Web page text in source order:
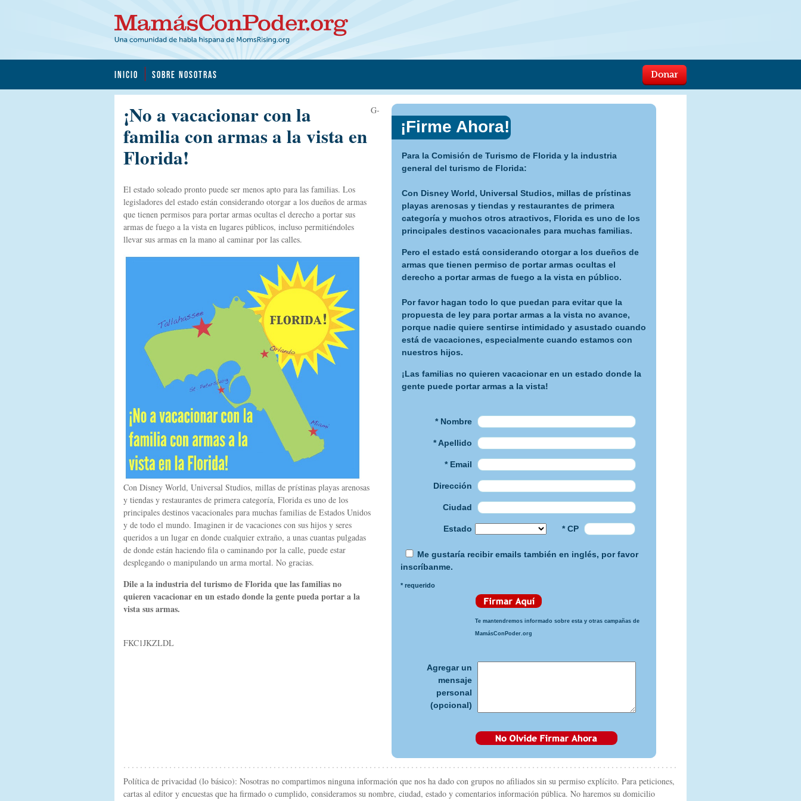
INICIO SOBRE NOSOTRAS Donar
¡No a vacacionar con la
familia con armas a la vista en
Florida!
El estado soleado pronto puede ser menos apto para las familias. Los
legisladores del estado están considerando otorgar a los dueños de armas
que tienen permisos para portar armas ocultas el derecho a portar sus
armas de fuego a la vista en lugares públicos, incluso permitiéndoles
llevar sus armas en la mano al caminar por las calles.
Con Disney World, Universal Studios, millas de prístinas playas arenosas
y tiendas y restaurantes de primera categoría, Florida es uno de los
principales destinos vacacionales para muchas familias de Estados Unidos
y de todo el mundo. Imaginen ir de vacaciones con sus hijos y seres
queridos a un lugar en donde cualquier extraño, a unas cuantas pulgadas
de donde están haciendo fila o caminando por la calle, puede estar
desplegando o manipulando un arma mortal. No gracias.
Dile a la industria del turismo de Florida que las familias no
quieren vacacionar en un estado donde la gente pueda portar a la
vista sus armas.
¡Firme Ahora!
Para la Comisión de Turismo de Florida y la industria
general del turismo de Florida:
Con Disney World, Universal Studios, millas de prístinas
playas arenosas y tiendas y restaurantes de primera
categoría y muchos otros atractivos, Florida es uno de los
principales destinos vacacionales para muchas familias.
Pero el estado está considerando otorgar a los dueños de
armas que tienen permiso de portar armas ocultas el
derecho a portar armas de fuego a la vista en público.
Por favor hagan todo lo que puedan para evitar que la
propuesta de ley para portar armas a la vista no avance,
porque nadie quiere sentirse intimidado y asustado cuando
está de vacaciones, especialmente cuando estamos con
nuestros hijos.
¡Las familias no quieren vacacionar en un estado donde la
gente puede portar armas a la vista!
* Nombre
* Apellido
* Email
Dirección
Ciudad
Estado * CP
Me gustaría recibir emails también en inglés, por favor
inscríbanme.
* requerido
Te mantendremos informado sobre esta y otras campañas de
MamásConPoder.org
Agregar un
mensaje
personal
(opcional)
G-
FKC1JKZLDL
Política de privacidad (lo básico): Nosotras no compartimos ninguna información que nos ha dado con grupos no afiliados sin su permiso explícito. Para peticiones,
cartas al editor y encuestas que ha firmado o cumplido, consideramos su nombre, ciudad, estado y comentarios información pública. No haremos su domicilio